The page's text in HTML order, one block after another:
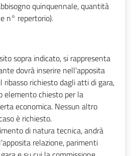
quinquennale, quantità
n° repertorio).
sopra indicato, si rappresenta
dovrà inserire nell'apposita
richiesto dagli atti di gara,
elemento chiesto per la
economica. Nessun altro
è richiesto.
di natura tecnica, andrà
relazione, parimenti